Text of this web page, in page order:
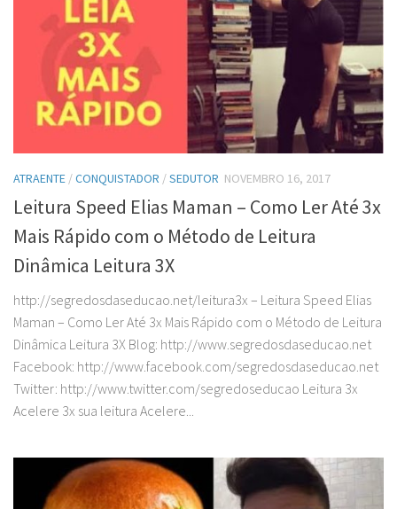
ATRAENTE /CONQUISTADOR /SEDUTOR NOVEMBRO 16, 2017
Leitura Speed Elias Maman – Como Ler Até 3x
Mais Rápido com o Método de Leitura
Dinâmica Leitura 3X
http://segredosdaseducao.net/leitura3x – Leitura Speed Elias
Maman – Como Ler Até 3x Mais Rápido com o Método de Leitura
Dinâmica Leitura 3X Blog: http://www.segredosdaseducao.net
Facebook: http://www.facebook.com/segredosdaseducao.net
Twitter: http://www.twitter.com/segredoseducao Leitura 3x
Acelere 3x sua leitura Acelere...